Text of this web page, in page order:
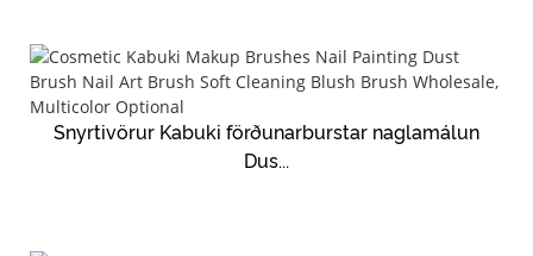
Snyrtivörur Kabuki förðunarburstar naglamálun
Dus...